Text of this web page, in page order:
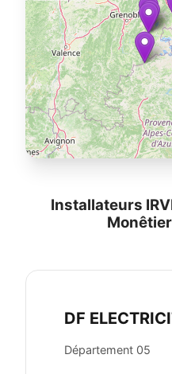
Installateurs
DF
Département 05